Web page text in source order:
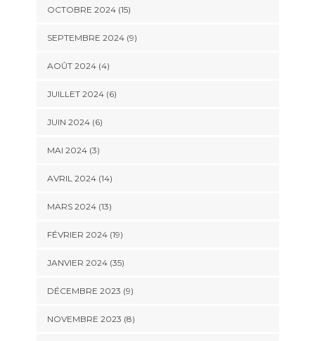
OCTOBRE 2024 (15)
SEPTEMBRE 2024 (9)
AOÛT 2024 (4)
JUILLET 2024 (6)
JUIN 2024 (6)
MAI 2024 (3)
AVRIL 2024 (14)
MARS 2024 (13)
FÉVRIER 2024 (19)
JANVIER 2024 (35)
DÉCEMBRE 2023 (9)
NOVEMBRE 2023 (8)